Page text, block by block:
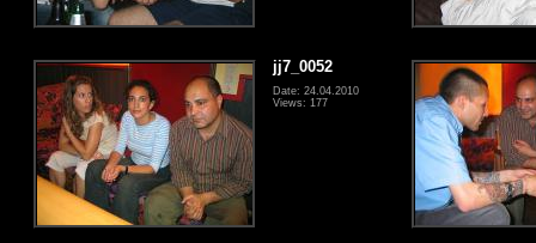
jj7_0052
Date: 24.04.2010
Views: 177